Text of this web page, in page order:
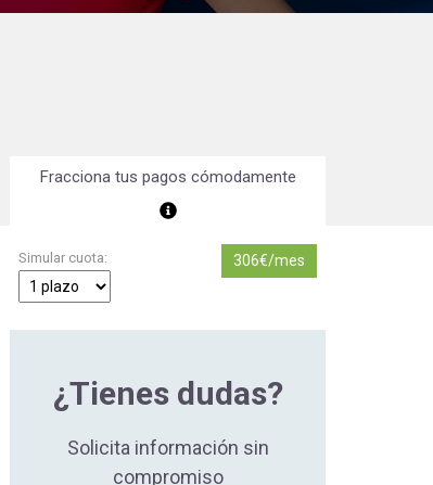
Intervención
Fracciona tus pagos cómodamente
Simular cuota: 306€/mes
¿Tienes dudas?
Solicita información sin
compromiso